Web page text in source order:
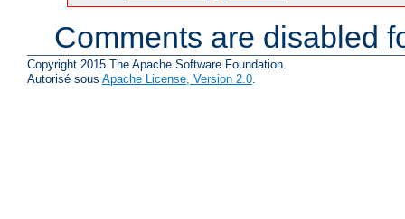
Comments are disabled
Copyright 2015 The Apache Software Foundation.
Autorisé sous Apache License, Version 2.0.